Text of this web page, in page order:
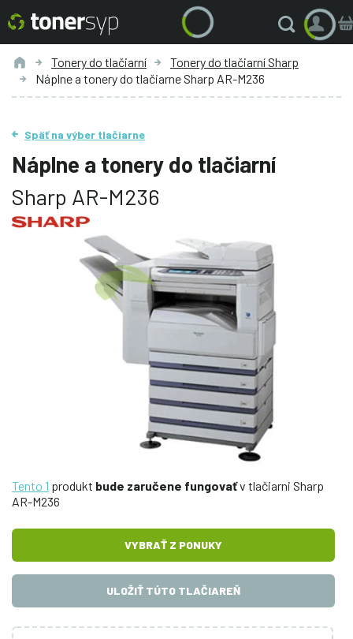
Tonery do tlačiarní
Tonery do tlačiarní Sharp
Náplne a tonery do tlačiarne Sharp AR-M236
Späť na výber tlačiarne
Náplne a tonery do tlačiarní
Sharp AR-M236
Tento 1 produkt bude zaručene fungovaťv tlačiarni Sharp
AR-M236
VYBRAŤ Z PONUKY
ULOŽIŤ TÚTO TLAČIAREŇ